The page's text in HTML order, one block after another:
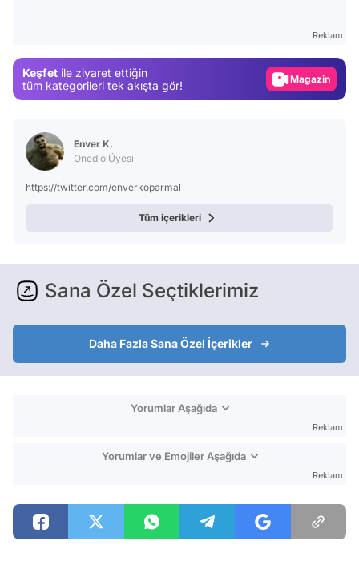
Reklam
Keşfet ile ziyaret ettiğin
tüm kategorileri tek akışta gör!
Magazin
Enver K.
Onedio Üyesi
https://twitter.com/enverkoparmal
Tüm içerikleri
Sana Özel Seçtiklerimiz
Daha Fazla Sana Özel İçerikler
Yorumlar Aşağıda
Reklam
Yorumlar ve Emojiler Aşağıda
Reklam